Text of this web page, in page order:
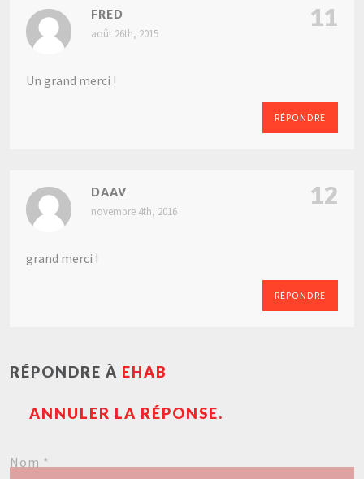
FRED
août 26th, 2015
Un grand merci !
RÉPONDRE
11
DAAV
novembre 4th, 2016
grand merci !
RÉPONDRE
12
RÉPONDRE À EHAB
ANNULER LA RÉPONSE.
Nom *